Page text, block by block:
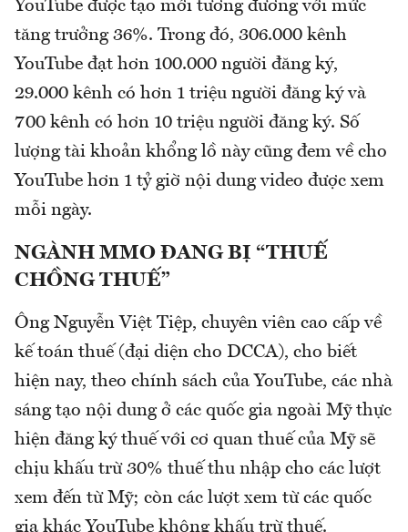
YouTube được tạo mới tương đương với mức
tăng trưởng 36%. Trong đó, 306.000 kênh
YouTube đạt hơn 100.000 người đăng ký,
29.000 kênh có hơn 1 triệu người đăng ký và
700 kênh có hơn 10 triệu người đăng ký. Số
lượng tài khoản khổng lồ này cũng đem về cho
YouTube hơn 1 tỷ giờ nội dung video được xem
mỗi ngày.
NGÀNH MMO ĐANG BỊ “THUẾ
CHỒNG THUẾ”
Ông Nguyễn Việt Tiệp, chuyên viên cao cấp về
kế toán thuế (đại diện cho DCCA), cho biết
hiện nay, theo chính sách của YouTube, các nhà
sáng tạo nội dung ở các quốc gia ngoài Mỹ thực
hiện đăng ký thuế với cơ quan thuế của Mỹ sẽ
chịu khấu trừ 30% thuế thu nhập cho các lượt
xem đến từ Mỹ; còn các lượt xem từ các quốc
gia khác YouTube không khấu trừ thuế.